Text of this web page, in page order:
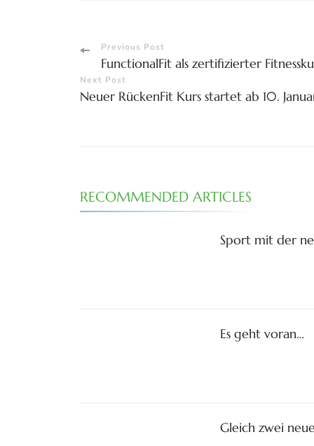
Post
Navigation
Previous Post
FunctionalFit als zertifizierter
Next Post
Neuer RückenFit Kurs startet ab 10.
RECOMMENDED ARTICLES
Sport mit der
Es geht voran…
Gleich zwei